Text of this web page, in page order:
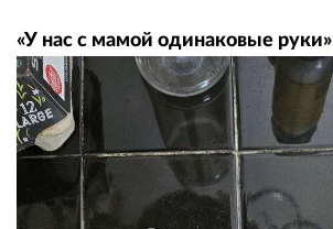
«У нас с мамой одинаковые руки»